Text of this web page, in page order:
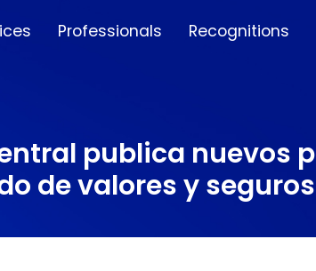
Professionals Recognitions
publica
de valores y seguros